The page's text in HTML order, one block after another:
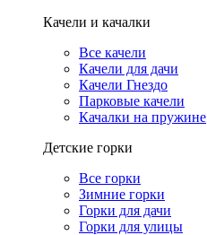
Качели и качалки
Все качели
Качели для дачи
Качели Гнездо
Парковые качели
Качалки на пружине
Детские горки
Все горки
Зимние горки
Горки для дачи
Горки для улицы